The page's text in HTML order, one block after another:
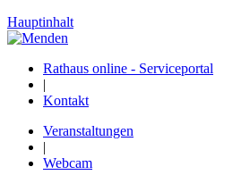
Hauptinhalt
Rathaus online - Serviceportal
|
Kontakt
Veranstaltungen
|
Webcam